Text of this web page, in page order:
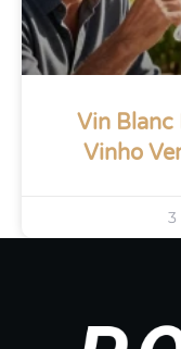
Vin Blanc
Vinho
3